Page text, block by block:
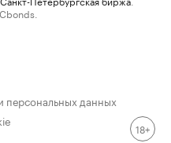
персональных данных
18+